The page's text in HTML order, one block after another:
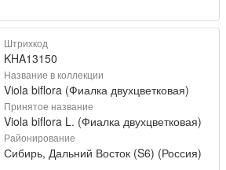
Штрихкод
KHA13150
Название в коллекции
Viola biflora (Фиалка двухцветковая)
Принятое название
Viola biflora L. (Фиалка двухцветковая)
Районирование
Сибирь, Дальний Восток (S6) (Россия)